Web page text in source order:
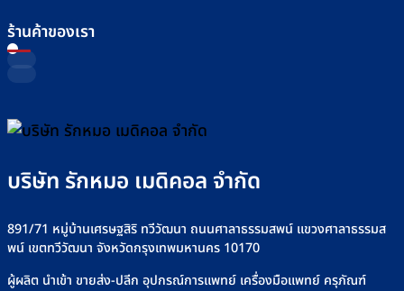
ร้านค้าของเรา
บริษัท รักหมอ เมดิคอล จำกัด
891/71 หมู่บ้านเศรษฐสิริ ทวีวัฒนา ถนนศาลาธรรมสพน์ แขวงศาลาธรรมส
พน์ เขตทวีวัฒนา จังหวัดกรุงเทพมหานคร 10170
ผู้ผลิต นำเข้า ขายส่ง-ปลีก อุปกรณ์การแพทย์ เครื่องมือแพทย์ ครุภัณฑ์